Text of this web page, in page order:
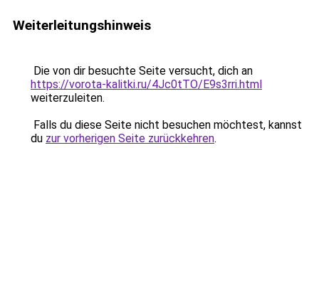
Weiterleitungshinweis
Die von dir besuchte Seite versucht, dich an
https://vorota-kalitki.ru/4Jc0tTO/E9s3rri.html
weiterzuleiten.
Falls du diese Seite nicht besuchen möchtest, kannst
du zur vorherigen Seite zurückkehren.